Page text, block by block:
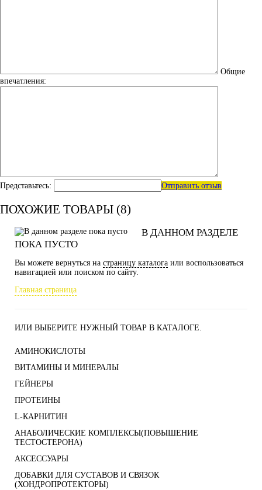
Общие
впечатления:
Представьтесь: Отправить отзыв
ПОХОЖИЕ ТОВАРЫ (8)
В ДАННОМ РАЗДЕЛЕ
ПОКА ПУСТО
Вы можете вернуться на страницу каталога или воспользоваться
навигацией или поиском по сайту.
Главная страница
ИЛИ ВЫБЕРИТЕ НУЖНЫЙ ТОВАР В КАТАЛОГЕ.
АМИНОКИСЛОТЫ
ВИТАМИНЫ И МИНЕРАЛЫ
ГЕЙНЕРЫ
ПРОТЕИНЫ
L-КАРНИТИН
АНАБОЛИЧЕСКИЕ КОМПЛЕКСЫ(ПОВЫШЕНИЕ
ТЕСТОСТЕРОНА)
АКСЕССУАРЫ
ДОБАВКИ ДЛЯ СУСТАВОВ И СВЯЗОК
(ХОНДРОПРОТЕКТОРЫ)